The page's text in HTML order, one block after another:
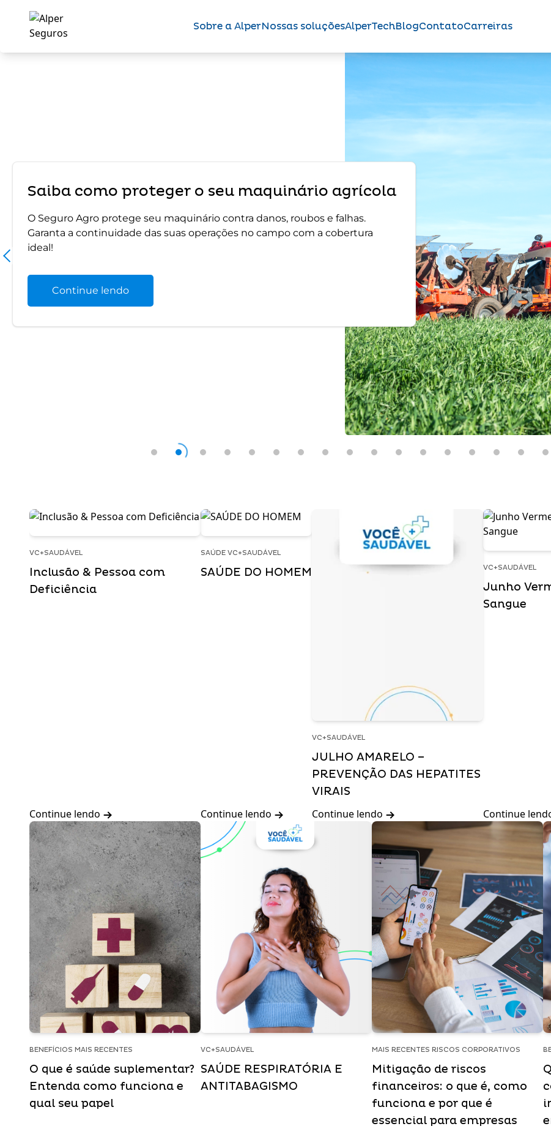
Sobre a AlperNossas soluçõesAlperTechBlogContatoCarreiras
Saiba como proteger o seu maquinário agrícola
O Seguro Agro protege seu maquinário contra danos, roubos e falhas.
Garanta a continuidade das suas operações no campo com a cobertura
ideal!
Continue lendo
VC+SAUDÁVEL
Inclusão & Pessoa com
Deficiência
Continue lendo
SAÚDE VC+SAUDÁVEL
SAÚDE DO HOMEM
Continue lendo
VC+SAUDÁVEL
JULHO AMARELO –
PREVENÇÃO DAS HEPATITES
VIRAIS
Continue lendo
VC+SAUDÁVEL
Junho
Sangue
Continue
BENEFÍCIOS MAIS RECENTES
O que é saúde suplementar?
Entenda como funciona e
qual seu papel
VC+SAUDÁVEL
SAÚDE RESPIRATÓRIA E
ANTITABAGISMO
MAIS RECENTES RISCOS CORPORATIVOS
Mitigação de riscos
financeiros: o que é, como
funciona e por que é
essencial para empresas